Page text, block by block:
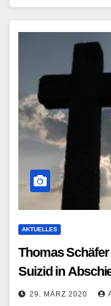
AKTUELLES
Thomas
Suizid in
29. MÄRZ 2020